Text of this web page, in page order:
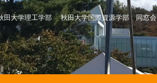
大学理工学部 秋田大学国際資源学部 同窓会